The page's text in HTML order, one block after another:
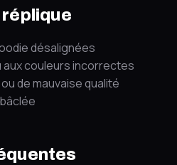
désalignées
aux couleurs incorrectes
de mauvaise qualité